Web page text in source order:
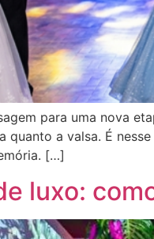
para uma nova
a valsa. É
[…]
luxo: